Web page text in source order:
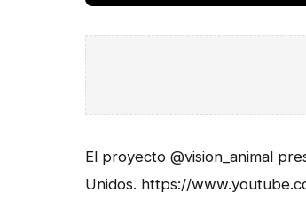
El proyecto @vision_animal
Unidos. https://